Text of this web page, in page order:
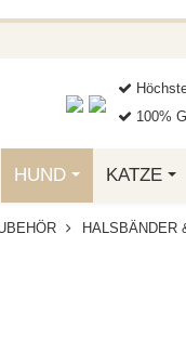
100%
HUND KATZE
HALSBÄNDER